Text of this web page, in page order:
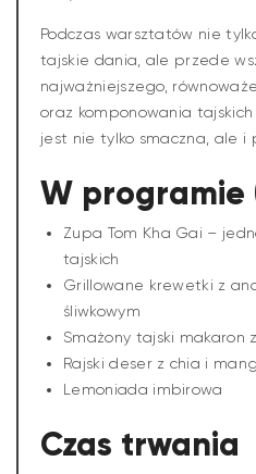
Podczas warsztatów nie
tajskie dania, ale przede
najważniejszego,
oraz komponowania
jest nie tylko smaczna, ale i
W programie
Zupa Tom Kha Gai –
tajskich
Grillowane krewetki z
śliwkowym
Smażony tajski makaron
Rajski deser z chia i
Lemoniada imbirowa
Czas trwania